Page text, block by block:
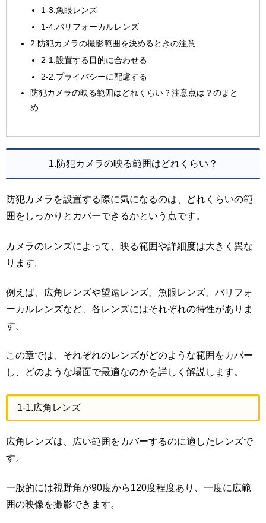
1-3.魚眼レンズ
1-4.バリフォーカルレンズ
2.防犯カメラの撮影範囲を決めるときの注意
2-1.設置する目的に合わせる
2-2.プライバシーに配慮する
防犯カメラの映る範囲はどれくらい？注意点は？のまと
め
1.防犯カメラの映る範囲はどれくらい？
防犯カメラを設置する際に気になるのは、どれくらいの範
囲をしっかりとカバーできるかという点です。
カメラのレンズによって、映る範囲や詳細度は大きく異な
ります。
例えば、広角レンズや望遠レンズ、魚眼レンズ、バリフォ
ーカルレンズなど、各レンズにはそれぞれの特性がありま
す。
この章では、それぞれのレンズがどのような範囲をカバー
し、どのような場面で最適なのかを詳しく解説します。
1-1.広角レンズ
広角レンズは、広い範囲をカバーするのに適したレンズで
す。
一般的には視野角が90度から120度程度あり、一度に広範
囲の映像を撮影できます。